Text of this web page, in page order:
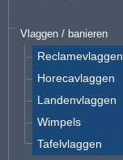
Vlaggen / banieren
Reclamevlaggen
Horecavlaggen
Landenvlaggen
Wimpels
Tafelvlaggen